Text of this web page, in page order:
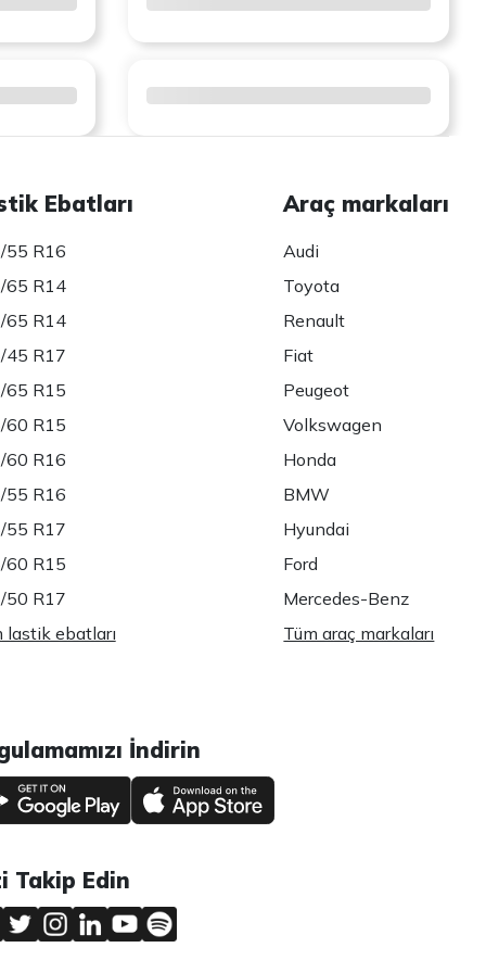
Ebatları
55 R16
65 R14
65 R14
45 R17
65 R15
60 R15
60 R16
55 R16
55 R17
60 R15
50 R17
lastik ebatları
Araç markaları
Audi
Toyota
Renault
Fiat
Peugeot
Volkswagen
Honda
BMW
Hyundai
Ford
Mercedes-Benz
Tüm araç markaları
İndirin
Takip Edin